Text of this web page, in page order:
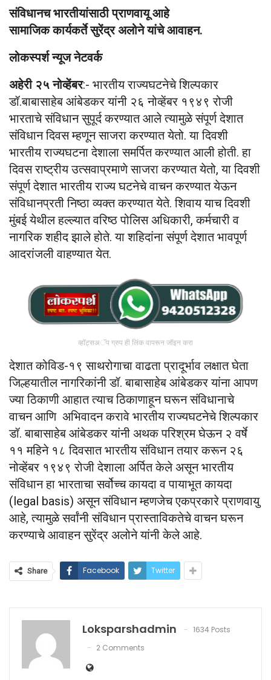
संविधानच भारतीयांसाठी प्राणवायू आहे
सामाजिक कार्यकर्ते सुरेंद्र अलोने यांचे आवाहन.
लोकस्पर्श न्यूज नेटवर्क
अहेरी २५ नोव्हेंबर:- भारतीय राज्यघटनेचे शिल्पकार
डॉ.बाबासाहेब आंबेडकर यांनी २६ नोव्हेंबर १९४९ रोजी
भारताचे संविधान सुपूर्द करण्यात आले त्यामुळे संपूर्ण देशात
संविधान दिवस म्हणून साजरा करण्यात येतो. या दिवशी
भारतीय राज्यघटना देशाला समर्पित करण्यात आली होती. हा
दिवस राष्ट्रीय उत्सवाप्रमाणे साजरा करण्यात येतो, या दिवशी
संपूर्ण देशात भारतीय राज्य घटनेचे वाचन करण्यात येऊन
संविधानप्रती निष्ठा व्यक्त करण्यात येते. शिवाय याच दिवशी
मुंबई येथील हल्ल्यात वरिष्ठ पोलिस अधिकारी, कर्मचारी व
नागरिक शहीद झाले होते. या शहिदांना संपूर्ण देशात भावपूर्ण
आदरांजली वाहण्यात येत.
व्हॉट्सअॅप ग्रुप ही लिंक वापरून जॉइन करा
देशात कोविड-१९ साथरोगाचा वाढता प्रादूर्भाव लक्षात घेता
जिल्हयातील नागरिकांनी डॉ. बाबासाहेब आंबेडकर यांना आपण
ज्या ठिकाणी आहात त्याच ठिकाणाहून घरून संविधानाचे
वाचन आणि अभिवादन करावे भारतीय राज्यघटनेचे शिल्पकार
डॉ. बाबासाहेब आंबेडकर यांनी अथक परिश्रम घेऊन २ वर्षे
११ महिने १८ दिवसात भारतीय संविधान तयार करून २६
नोव्हेंबर १९४९ रोजी देशाला अर्पित केले असून भारतीय
संविधान हा भारताचा सर्वोच्च कायदा व पायाभूत कायदा
(legal basis) असून संविधान म्हणजेच एकप्रकारे प्राणवायु
आहे, त्यामुळे सर्वांनी संविधान प्रास्ताविकतेचे वाचन घरून
करण्याचे आवाहन सुरेंद्र अलोने यांनी केले आहे.
Share Facebook Twitter
Loksparshadmin
1634 Posts
2 Comments